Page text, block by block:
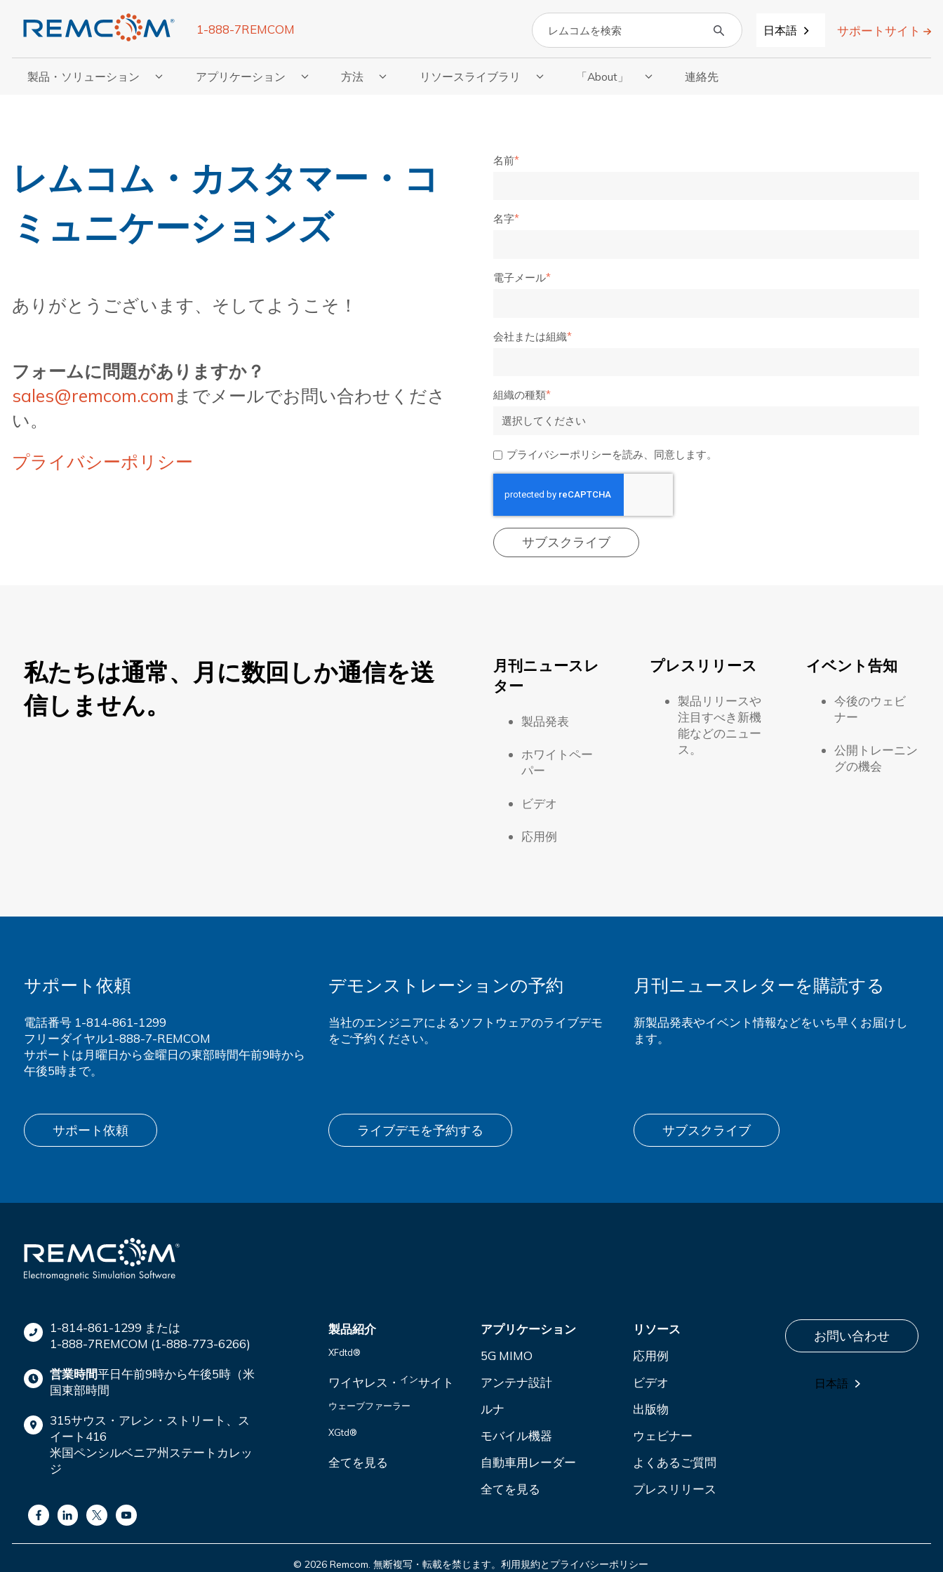
1-888-7REMCOM 検索 日本語 サポートサイト
製品・ソリューション
「製品・ソリューション」のサブメニューを表示
アプリケーション
「アプリケーション」のサブメニューを表示
方法
「方法」のサブメニューを表示
リソースライブラリ
リソースライブラリのサブメニューを表示
「About」
「About」のサブメニューを表示
連絡先
レムコム・カスタマー・コ
ミュニケーションズ
ありがとうございます、そしてようこそ！
フォームに問題がありますか？
sales@remcom.com までメールでお問い合わせくださ
い。
プライバシーポリシー
名前*
名字*
電子メール*
会社または組織*
組織の種類*
プライバシーポリシーを読み、同意します。
私たちは通常、月に数回しか通信を送
信しません。
月刊ニュースレ
ター
製品発表
ホワイトペー
パー
ビデオ
応用例
プレスリリース
製品リリースや
注目すべき新機
能などのニュー
ス。
イベント告知
今後のウェビ
ナー
公開トレーニン
グの機会
サポート依頼
電話番号 1-814-861-1299
フリーダイヤル1-888-7-REMCOM
サポートは月曜日から金曜日の東部時間午前9時から
午後5時まで。
サポート依頼
デモンストレーションの予約
当社のエンジニアによるソフトウェアのライブデモ
をご予約ください。
ライブデモを予約する
月刊ニュースレターを購読する
新製品発表やイベント情報などをいち早くお届けし
ます。
サブスクライブ
1-814-861-1299 または
1-888-7REMCOM (1-888-773-6266)
営業時間平日午前9時から午後5時（米
国東部時間
315サウス・アレン・ストリート、ス
イート416
米国ペンシルベニア州ステートカレッ
ジ
製品紹介
XFdtd®
ワイヤレス・ インサイト
ウェーブファーラー
XGtd®
全てを見る
アプリケーション
5G MIMO
アンテナ設計
ルナ
モバイル機器
自動車用レーダー
全てを見る
リソース
応用例
ビデオ
出版物
ウェビナー
よくあるご質問
プレスリリース
お問い合わせ
日本語
© 2026 Remcom. 無断複写・転載を禁じます。 利用規約とプライバシーポリシー